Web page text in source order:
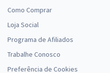
Como Comprar
Loja Social
Programa de Afiliados
Trabalhe Conosco
Preferência de Cookies